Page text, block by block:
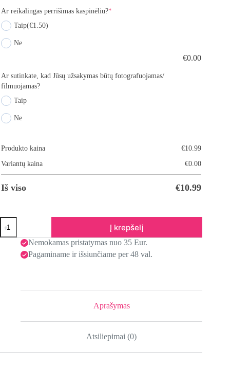
Ar reikalingas perrišimas kaspinėliu?*
Taip(€1.50)
Ne
€0.00
Ar sutinkate, kad Jūsų užsakymas būtų fotografuojamas/
filmuojamas?
Taip
Ne
Produkto kaina €10.99
Variantų kaina
€0.00
Iš viso €10.99
Į krepšelį
Nemokamas pristatymas nuo 35 Eur.
Pagaminame ir išsiunčiame per 48 val.
Aprašymas
Atsiliepimai (0)